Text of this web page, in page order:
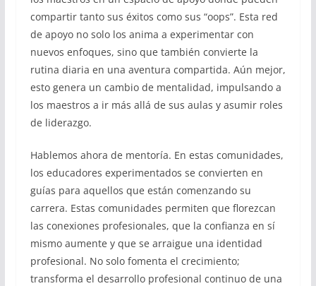
compartir tanto sus éxitos como sus “oops”. Esta red
de apoyo no solo los anima a experimentar con
nuevos enfoques, sino que también convierte la
rutina diaria en una aventura compartida. Aún mejor,
esto genera un cambio de mentalidad, impulsando a
los maestros a ir más allá de sus aulas y asumir roles
de liderazgo.
Hablemos ahora de mentoría. En estas comunidades,
los educadores experimentados se convierten en
guías para aquellos que están comenzando su
carrera. Estas comunidades permiten que florezcan
las conexiones profesionales, que la confianza en sí
mismo aumente y que se arraigue una identidad
profesional. No solo fomenta el crecimiento;
transforma el desarrollo profesional continuo de una